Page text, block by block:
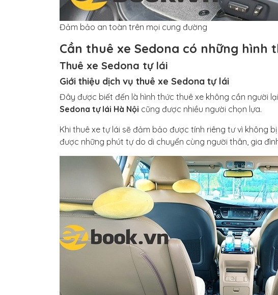
Đảm bảo an toàn trên mọi cung đường
Cần thuê xe Sedona có những hình
Thuê xe Sedona tự lái
Giới thiệu dịch vụ thuê xe Sedona tự lái
Đây được biết đến là hình thức thuê xe không cần người
Sedona tự lái Hà Nội cũng được nhiều người chọn lựa.
Khi thuê xe tự lái sẽ đảm bảo được tính riêng tư vì không
được những phút tự do di chuyển cùng người thân, gia